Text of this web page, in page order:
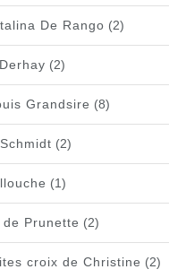
De Rango (2)
(2)
Grandsire (8)
(2)
(1)
de Prunette (2)
croix de Christine (2)